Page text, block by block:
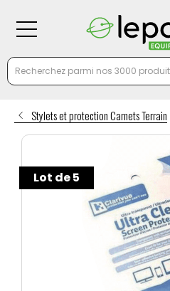
Stylets et protection Carnets Terrain
Lot de 5